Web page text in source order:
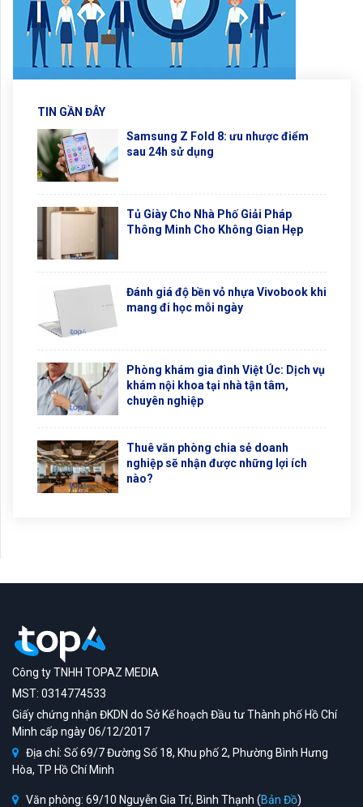
TIN GẦN ĐÂY
Samsung Z Fold 8: ưu nhược điểm
sau 24h sử dụng
Tủ Giày Cho Nhà Phố Giải Pháp
Thông Minh Cho Không Gian Hẹp
Đánh giá độ bền vỏ nhựa Vivobook khi
mang đi học mỗi ngày
Phòng khám gia đình Việt Úc: Dịch vụ
khám nội khoa tại nhà tận tâm,
chuyên nghiệp
Thuê văn phòng chia sẻ doanh
nghiệp sẽ nhận được những lợi ích
nào?
Công ty TNHH TOPAZ MEDIA
MST: 0314774533
Giấy chứng nhận ĐKDN do Sở Kế hoạch Đầu tư Thành phố Hồ Chí
Minh cấp ngày 06/12/2017
Địa chỉ: Số 69/7 Đường Số 18, Khu phố 2, Phường Bình Hưng
Hòa, TP Hồ Chí Minh
Văn phòng: 69/10 Nguyễn Gia Trí, Bình Thạnh (Bản Đồ)